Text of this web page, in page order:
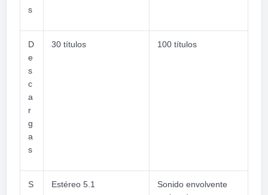
s
D
e
s
c
a
r
g
a
s
30 títulos 100 títulos
S
Estéreo 5.1
Sonido envolvente